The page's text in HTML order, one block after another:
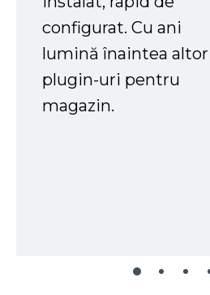
configurat. Cu ani
lumină înaintea altor
plugin-uri pentru
magazin.